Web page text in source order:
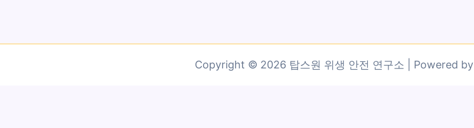
Copyright © 2026 탑스원 위생 안전 연구소 | Powered by